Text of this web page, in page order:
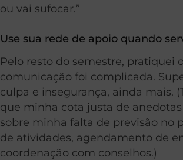
ou vai sufocar.”
Use sua rede de apoio quando
Pelo resto do semestre, pratiquei
comunicação foi complicada.
culpa e insegurança, ainda mais.
que minha cota justa de
sobre minha falta de previsão no
de atividades, agendamento de
coordenação com conselhos.)